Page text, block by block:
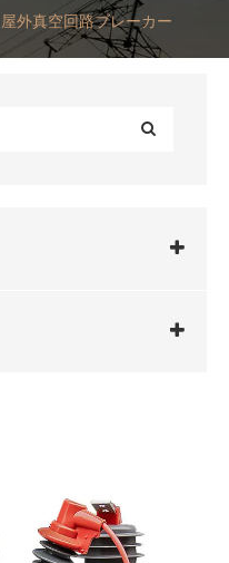
屋外真空回路ブレーカー